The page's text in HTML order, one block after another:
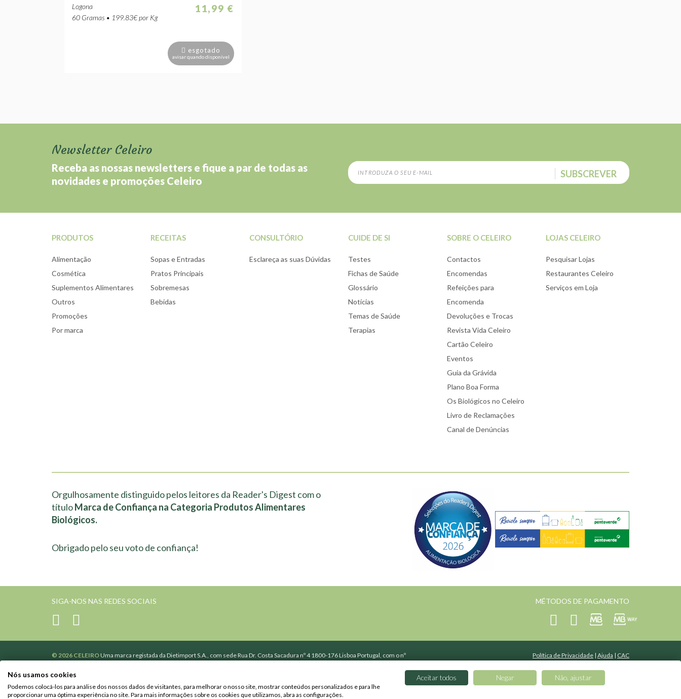
Logona
60 Gramas • 199.83€ por Kg
11,99 €
esgotado
avisar quando disponível
Newsletter Celeiro
Receba as nossas newsletters e fique a par de todas as
novidades e promoções Celeiro
SUBSCREVER
PRODUTOS
Alimentação
Cosmética
Suplementos Alimentares
Outros
Promoções
Por marca
RECEITAS
Sopas e Entradas
Pratos Principais
Sobremesas
Bebidas
CONSULTÓRIO
Esclareça as suas Dúvidas
CUIDE DE SI
Testes
Fichas de Saúde
Glossário
Notícias
Temas de Saúde
Terapias
SOBRE O CELEIRO
Contactos
Encomendas
Refeições para
Encomenda
Devoluções e Trocas
Revista Vida Celeiro
Cartão Celeiro
Eventos
Guia da Grávida
Plano Boa Forma
Os Biológicos no Celeiro
Livro de Reclamações
Canal de Denúncias
LOJAS CELEIRO
Pesquisar Lojas
Restaurantes Celeiro
Serviços em Loja
Orgulhosamente distinguido pelos leitores da Reader's Digest com o
títuloMarca de Confiança na Categoria Produtos Alimentares
Biológicos.
Obrigado pelo seu voto de confiança!
SIGA-NOS NAS REDES SOCIAIS MÉTODOS DE PAGAMENTO
© 2026 CELEIROUma marca registada da Dietimport S.A., com sede Rua Dr. Costa Sacadura nº 4 1800-176 Lisboa Portugal, com o nº
Poderá contactar-nos através do nosso
Os preços dos produtos apresentados em celeiro.pt podem ser diferentes dos preços válidos nas lojas físicas, por poderem apresentar
Política de Privacidade | Ajuda | CAC
Nós usamos cookies
Podemos colocá-los para análise dos nossos dados de visitantes, para melhorar o nosso site, mostrar conteúdos personalizados e para lhe
proporcionar uma óptima experiência no site. Para mais informações sobre os cookies que utilizamos, abra as configurações.
Aceitar todos Negar Não, ajustar